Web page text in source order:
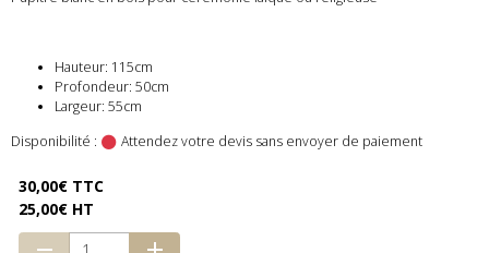
Hauteur: 115cm
Profondeur: 50cm
Largeur: 55cm
Disponibilité :
Attendez votre devis sans envoyer de paiement
30,00€ TTC
25,00€ HT